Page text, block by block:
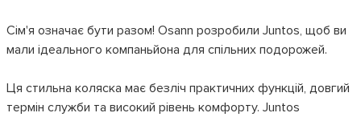
Сім'я означає бути разом! Osann розробили Juntos, щоб ви
мали ідеального компаньйона для спільних подорожей.
Ця стильна коляска має безліч практичних функцій, довгий
термін служби та високий рівень комфорту. Juntos